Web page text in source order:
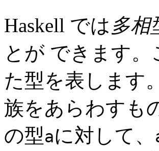
Haskell では 多相
とが できます
た型を表します
族をあらわすも
の型aに対して、